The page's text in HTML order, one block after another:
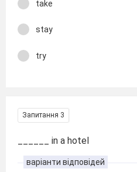
take
stay
try
Запитання 3
______ in a hotel
варіанти відповідей